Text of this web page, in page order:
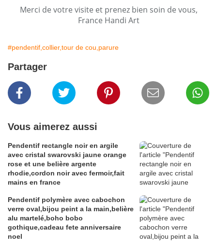
Merci de votre visite et prenez bien soin de vous,
France Handi Art
#pendentif,collier,tour de cou,parure
Partager
Vous aimerez aussi
Pendentif rectangle noir en argile
avec cristal swarovski jaune orange
rose et une belière argente
rhodie,cordon noir avec fermoir,fait
mains en france
Pendentif polymère avec cabochon
verre oval,bijou peint a la main,belière
alu martelé,boho bobo
gothique,cadeau fete anniversaire
noel